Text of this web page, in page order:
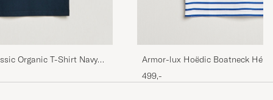
inte
Organic T-Shirt Navy
Armor-lux Hoëdic Boatneck
shirt White/Blue
499,-